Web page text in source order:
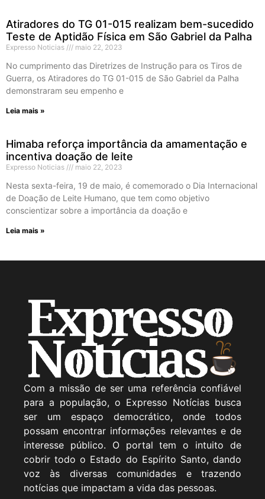
Atiradores do TG 01-015 realizam bem-sucedido
Teste de Aptidão Física em São Gabriel da Palha
Expresso Noticias maio 22, 2023
No cumprimento das Diretrizes de Instrução para os Tiros de
Guerra, os Atiradores do TG 01-015 de São Gabriel da Palha
demonstraram seu empenho e
Leia mais »
Himaba reforça importância da amamentação e
incentiva doação de leite
Expresso Noticias maio 22, 2023
Nesta sexta-feira, 19 de maio, é comemorado o Dia Internacional
de Doação de Leite Humano, que tem como objetivo
conscientizar sobre a importância da doação e
Leia mais »
Com a missão de ser uma referência confiável
para a população, o Expresso Notícias busca
ser um espaço democrático, onde todos
possam encontrar informações relevantes e de
interesse público. O portal tem o intuito de
cobrir todo o Estado do Espírito Santo, dando
voz às diversas comunidades e trazendo
notícias que impactam a vida das pessoas.